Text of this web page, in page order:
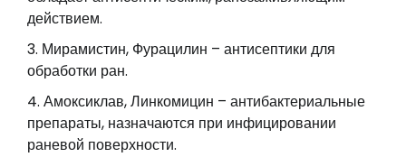
действием.
Мирамистин, Фурацилин – антисептики для
обработки ран.
Амоксиклав, Линкомицин – антибактериальные
препараты, назначаются при инфицировании
раневой поверхности.